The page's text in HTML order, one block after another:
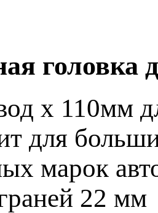
головка
x 110мм
для
марок
22 мм